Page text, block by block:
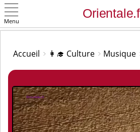
Menu
Accueil 👩‍🎓 Culture Musique